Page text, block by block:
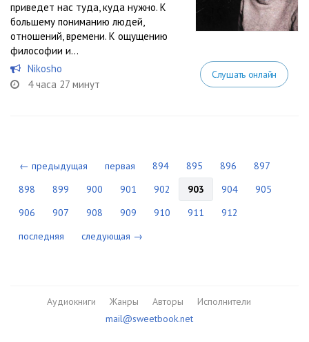
приведет нас туда, куда нужно. К
большему пониманию людей,
отношений, времени. К ощущению
философии и...
Nikosho
4 часа 27 минут
Слушать онлайн
← предыдущая первая 894 895 896
897
898
899 900 901 902 903 904
905
906
907 908 909 910 911
912
последняя
следующая →
Аудиокниги Жанры Авторы
Исполнители
mail@sweetbook.net